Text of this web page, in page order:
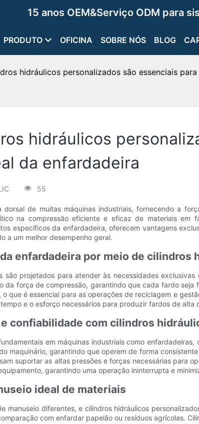
15 anos OEM&Serviço ODM para
PRODUTO OFICINA SOBRE NÓS BLOG
hidráulicos personalizados são essenciais
hidráulicos
da enfardadeira
55
dorsal de muitas máquinas industriais, fornecendo a
na compressão eficiente e eficaz de materiais em
específicos da enfardadeira, oferecem vantagens
a um melhor desempenho geral.
enfardadeira por meio de cilindros
são projetados para atender às necessidades
da força de compressão, garantindo que cada fardo
que é essencial para as operações de reciclagem e
e o esforço necessários para produzir fardos de alta
confiabilidade com cilindros
em máquinas industriais como
maquinário, garantindo que operem de forma
suportar as altas pressões e forças necessárias para
garantindo uma operação ininterrupta e
ideal de materiais
manuseio diferentes, e cilindros hidráulicos
com enfardar papelão ou resíduos agrícolas.